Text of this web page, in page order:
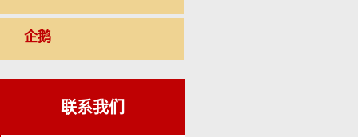
企鹅
联系我们